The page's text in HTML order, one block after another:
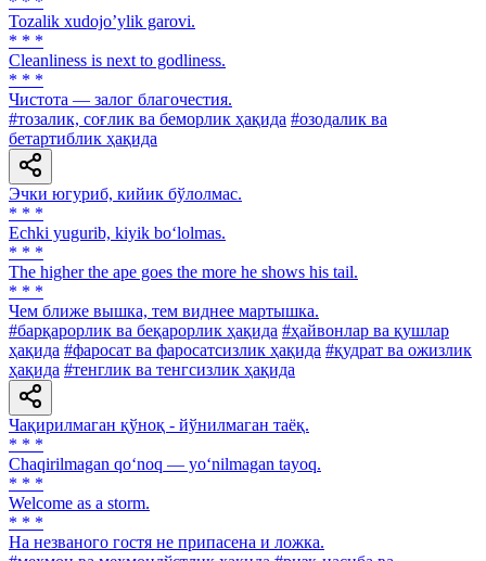
Tozalik xudojoʼylik garovi.
* * *
Cleanliness is next to godliness.
* * *
Чистота — залог благочестия.
#тозалик, соғлик ва беморлик ҳақида #озодалик ва
бетартиблик ҳақида
Эчки югуриб, кийик бўлолмас.
* * *
Echki yugurib, kiyik bo‘lolmas.
* * *
The higher the ape goes the more he shows his tail.
* * *
Чем ближе вышка, тем виднее мартышка.
#барқарорлик ва беқарорлик ҳақида #ҳайвонлар ва қушлар
ҳақида #фаросат ва фаросатсизлик ҳақида #қудрат ва ожизлик
ҳақида #тенглик ва тенгсизлик ҳақида
Чақирилмаган қўноқ - йўнилмаган таёқ.
* * *
Chaqirilmagan qo‘noq — yo‘nilmagan tayoq.
* * *
Welcome as a storm.
* * *
Ha незваного гостя не припасена и ложка.